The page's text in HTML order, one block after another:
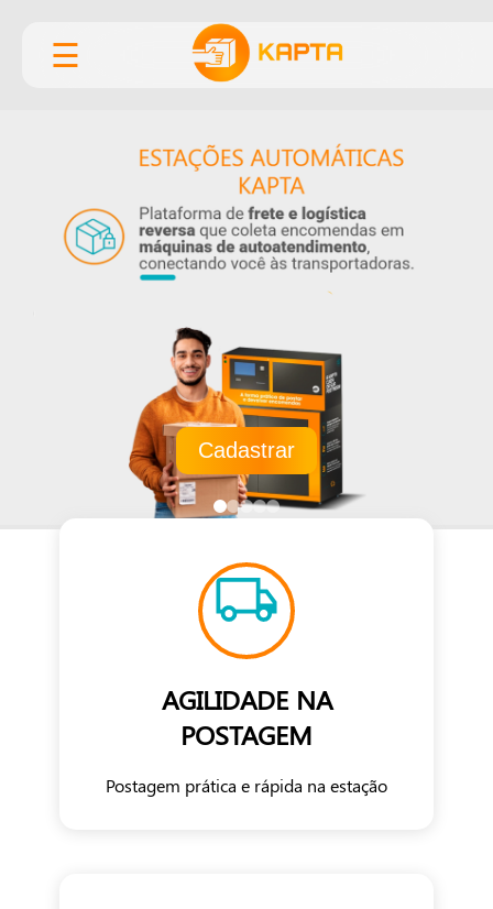
☰
Cadastrar
AGILIDADE NA
POSTAGEM
Postagem prática e rápida na estação